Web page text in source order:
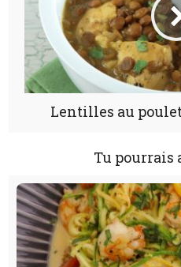
Lentilles au
Tu pourrais